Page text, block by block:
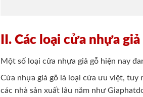
II. Các loại cửa nhựa
Một số loại cửa nhựa giả gỗ hiện nay
Cửa nhựa giả gỗ là loại cửa ưu việt, tuy
các nhà sản xuất lâu năm như